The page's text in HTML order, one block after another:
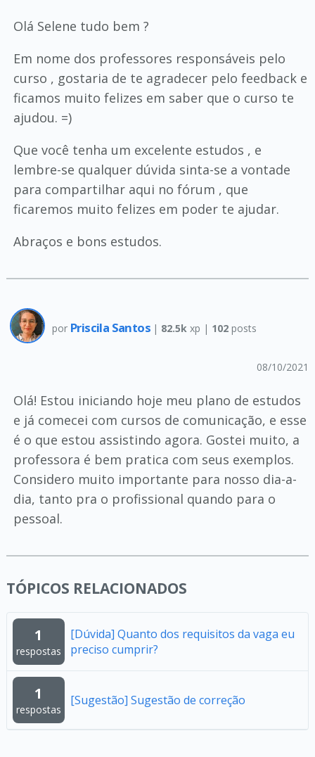
Olá Selene tudo bem ?
Em nome dos professores responsáveis pelo
curso , gostaria de te agradecer pelo feedback e
ficamos muito felizes em saber que o curso te
ajudou. =)
Que você tenha um excelente estudos , e
lembre-se qualquer dúvida sinta-se a vontade
para compartilhar aqui no fórum , que
ficaremos muito felizes em poder te ajudar.
Abraços e bons estudos.
por Priscila Santos | 82.5k xp | 102 posts
08/10/2021
Olá! Estou iniciando hoje meu plano de estudos
e já comecei com cursos de comunicação, e esse
é o que estou assistindo agora. Gostei muito, a
professora é bem pratica com seus exemplos.
Considero muito importante para nosso dia-a-
dia, tanto pra o profissional quando para o
pessoal.
TÓPICOS RELACIONADOS
1
respostas
[Dúvida] Quanto dos requisitos da vaga eu
preciso cumprir?
1
respostas
[Sugestão] Sugestão de correção